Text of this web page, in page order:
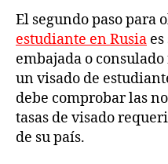
El segundo paso para
estudiante en Rusia
embajada o
un visado de
debe comprobar las
tasas de visado
de su país.